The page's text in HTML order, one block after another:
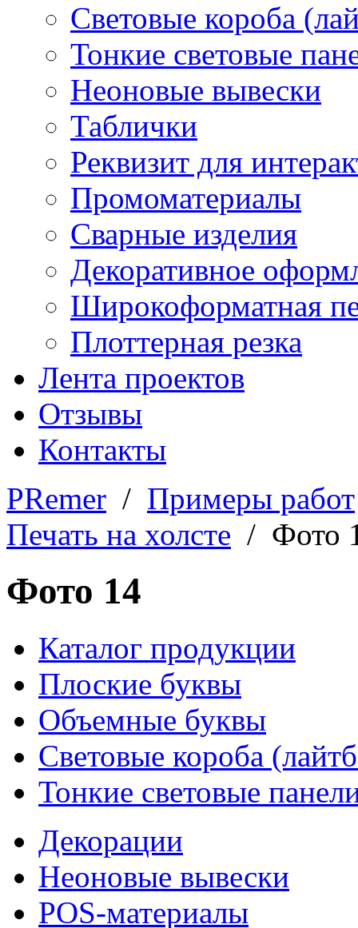
Световые короба
Тонкие световые
Неоновые вывески
Таблички
Реквизит для
Промоматериалы
Сварные изделия
Декоративное
Широкоформатная
Плоттерная резка
Лента проектов
Отзывы
Контакты
PRemer / Примеры работ
Печать на холсте / Фото
Фото 14
Каталог продукции
Плоские буквы
Объемные буквы
Световые короба
Тонкие световые
Декорации
Неоновые вывески
POS-материалы